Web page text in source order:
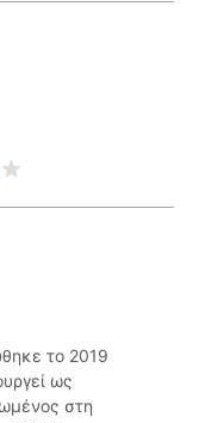
το 2019
ως
στη